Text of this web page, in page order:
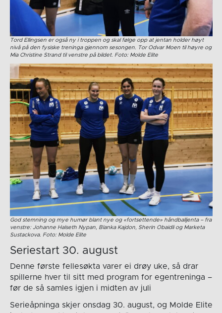
Tord Ellingsen er også ny i troppen og skal følge opp at jentan holder høyt
nivå på den fysiske treninga gjennom sesongen. Tor Odvar Moen til høyre og
Mia Christine Strand til venstre på bildet. Foto: Molde Elite
God stemning og mye humør blant nye og «fortsettende» håndballjenta – fra
venstre: Johanne Halseth Nypan, Blanka Kajdon, Sherin Obaidli og Marketa
Sustackova. Foto: Molde Elite
Seriestart 30. august
Denne første fellesøkta varer ei drøy uke, så drar
spillerne hver til sitt med program for egentreninga –
før de så samles igjen i midten av juli
Serieåpninga skjer onsdag 30. august, og Molde Elite